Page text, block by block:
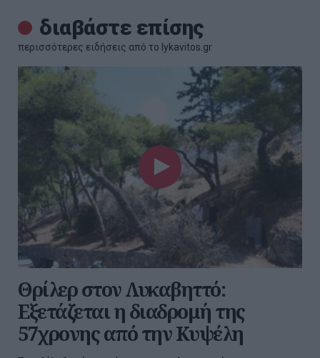
διαβάστε επίσης
περισσότερες ειδήσεις από το lykavitos.gr
Θρίλερ στον Λυκαβηττό:
Εξετάζεται η διαδρομή της
57χρονης από την Κυψέλη